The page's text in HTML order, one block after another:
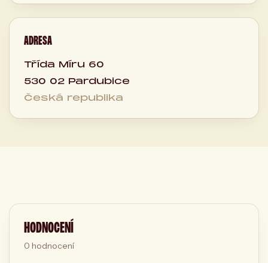
ADRESA
Třída Míru 60
530 02 Pardubice
Česká republika
HODNOCENÍ
0 hodnocení